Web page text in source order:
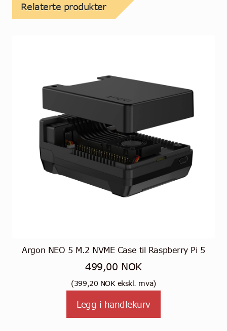
Relaterte produkter
Argon NEO 5 M.2 NVME Case til Raspberry Pi 5
499,00 NOK
(399,20 NOKekskl. mva)
Legg i handlekurv